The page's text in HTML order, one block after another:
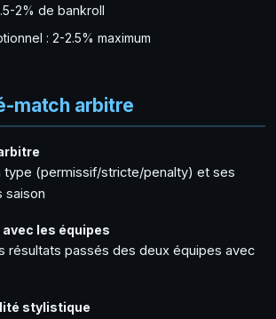
2% de bankroll
: 2-2.5% maximum
match arbitre
type (permissif/stricte/penalty) et ses
saison
les équipes
résultats passés des deux équipes avec
stylistique